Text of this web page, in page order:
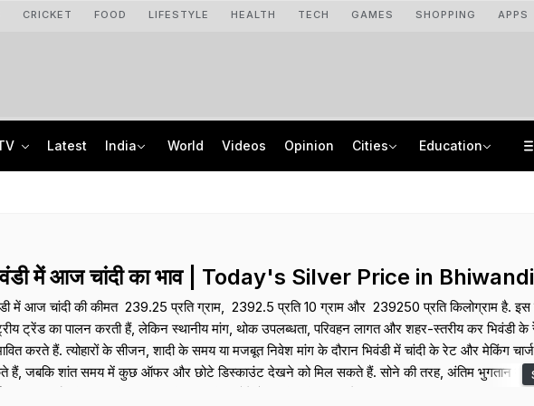
CRICKET FOOD LIFESTYLE HEALTH TECH GAMES SHOPPING APPS
Latest India World Videos Opinion Cities Education
में आज चांदी का भाव | Today's Silver Price in Bhiwandi
में आज चांदी की कीमत ₹ 239.25 प्रति ग्राम, ₹ 2392.5 प्रति 10 ग्राम और ₹ 239250 प्रति किलोग्राम है.
ट्रेंड का पालन करती हैं, लेकिन स्थानीय मांग, थोक उपलब्धता, परिवहन लागत और शहर-स्तरीय कर भिवंडी के
करते हैं. त्योहारों के सीजन, शादी के समय या मजबूत निवेश मांग के दौरान भिवंडी में चांदी के रेट और मेकिंग
हैं, जबकि शांत समय में कुछ ऑफर और छोटे डिस्काउंट देखने को मिल सकते हैं. सोने की तरह, अंतिम भुगतान में